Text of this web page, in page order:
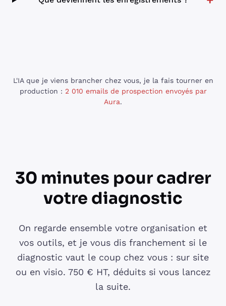
L'IA que je viens brancher chez vous, je la fais tourner en
production : 2 010 emails de prospection envoyés par
Aura.
30 minutes pour cadrer
votre diagnostic
On regarde ensemble votre organisation et
vos outils, et je vous dis franchement si le
diagnostic vaut le coup chez vous : sur site
ou en visio. 750 € HT, déduits si vous lancez
la suite.